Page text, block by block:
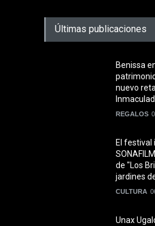
Últimas publicaciones
Benissa
nuevo
REGALOS
El festival
de "Los
jardines
CULTURA
Unax